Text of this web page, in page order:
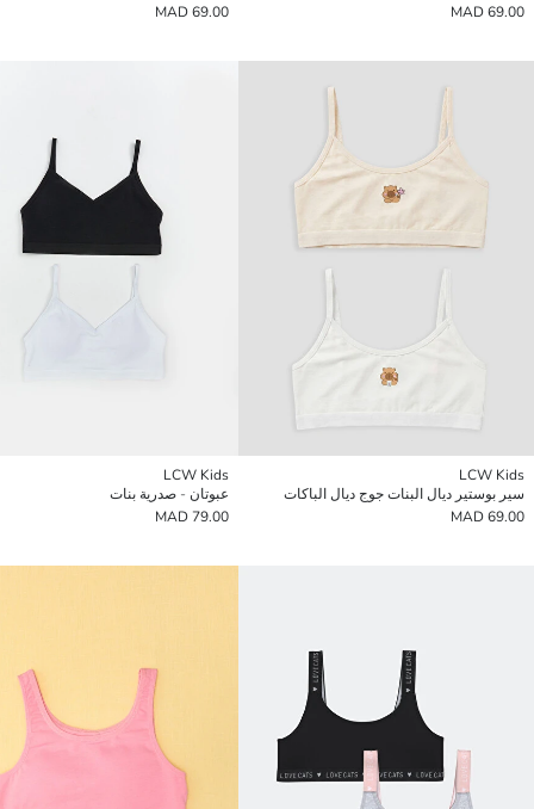
69.00 MAD
69.00 MAD
LCW Kids
سير بوستير ديال البنات جوج ديال الباكات
69.00 MAD
LCW Kids
عبوتان - صدرية بنات
79.00 MAD